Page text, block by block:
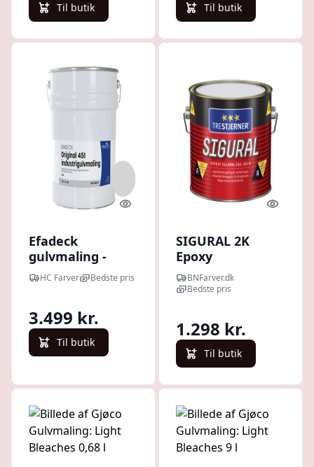
Til butik Til butik
Quick look
Efadeck
gulvmaling -
ultra stærk
gulvmaling til
m.m
HC Farver Bedste pris
3.499 kr.
Til butik
Quick
SIGURAL 2K
Epoxy
Gulvmaling 2,7 L
SÆT incl. A+B
BNFarver.dk
Bedste pris
1.298 kr.
Til butik